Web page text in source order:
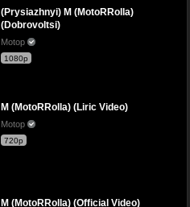
(Prysiazhnyi) M (MotoRRolla)
(Dobrovoltsi)
Motop
1080p
M (MotoRRolla) (Liric Video)
Motop
720p
M (MotoRRolla) (Official Video)